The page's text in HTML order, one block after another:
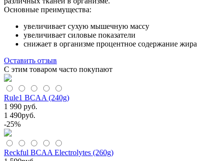
Основные преимущества:
увеличивает сухую мышечную массу
увеличивает силовые показатели
снижает в организме процентное содержание жира
Оставить отзыв
С этим товаром часто покупают
Rule1 BCAA (240g)
1 990 руб.
1 490руб.
-25%
Reckful BCAA Electrolytes (260g)